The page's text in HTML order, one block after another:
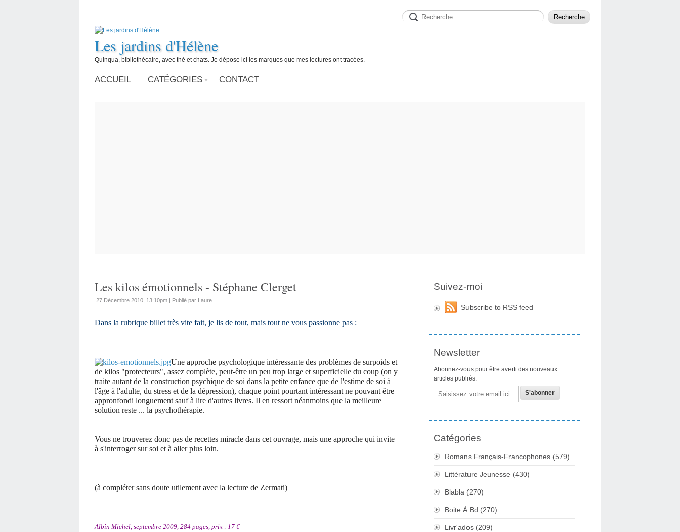
Les jardins d'Hélène
Quinqua, bibliothécaire, avec thé et chats. Je dépose ici les marques que mes lectures ont tracées.
ACCUEIL CATÉGORIES CONTACT
Les kilos émotionnels - Stéphane Clerget
27 Décembre 2010, 13:10pm | Publié par Laure
Dans la rubrique billet très vite fait, je lis de tout, mais tout ne vous passionne pas :
Une approche psychologique intéressante des problèmes de surpoids et
de kilos "protecteurs", assez complète, peut-être un peu trop large et superficielle du coup (on y
traite autant de la construction psychique de soi dans la petite enfance que de l'estime de soi à
l'âge à l'adulte, du stress et de la dépression), chaque point pourtant intéressant ne pouvant être
appronfondi longuement sauf à lire d'autres livres. Il en ressort néanmoins que la meilleure
solution reste ... la psychothérapie.
Vous ne trouverez donc pas de recettes miracle dans cet ouvrage, mais une approche qui invite
à s'interroger sur soi et à aller plus loin.
(à compléter sans doute utilement avec la lecture de Zermati)
Albin Michel, septembre 2009, 284 pages, prix : 17 €
Suivez-moi
Subscribe to RSS feed
Newsletter
Abonnez-vous pour être averti des nouveaux
articles publiés.
Email
Catégories
Romans Français-Francophones (579)
Littérature Jeunesse (430)
Blabla (270)
Boite À Bd (270)
Livr'ados (209)